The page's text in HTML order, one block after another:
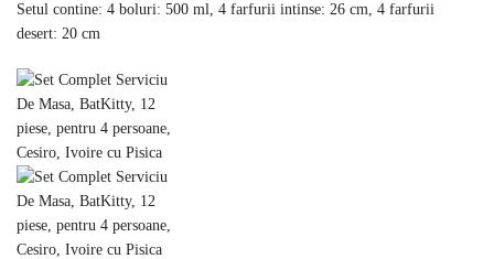
Setul contine: 4 boluri: 500 ml, 4 farfurii intinse: 26 cm, 4 farfurii
desert: 20 cm